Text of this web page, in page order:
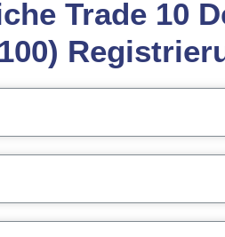
Trade 10